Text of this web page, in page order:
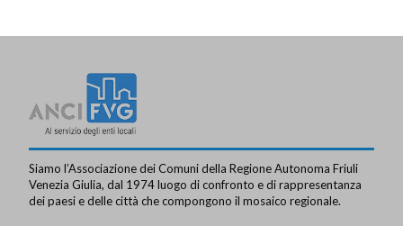
Siamo l’Associazione dei Comuni della Regione Autonoma Friuli
Venezia Giulia, dal 1974 luogo di confronto e di rappresentanza
dei paesi e delle città che compongono il mosaico regionale.